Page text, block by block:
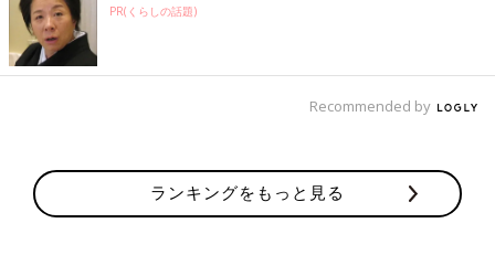
PR(くらしの話題)
Recommended by
ランキングをもっと見る